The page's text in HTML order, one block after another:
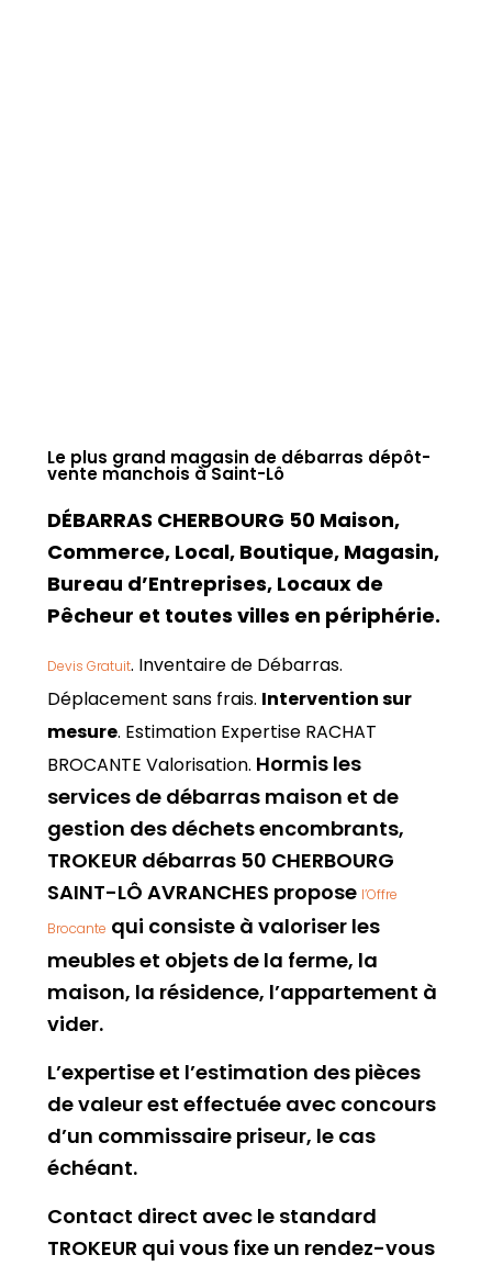
Le plus grand magasin de débarras dépôt-
vente manchois à Saint-Lô
DÉBARRAS CHERBOURG 50 Maison,
Commerce, Local, Boutique, Magasin,
Bureau d’Entreprises, Locaux de
Pêcheur et toutes villes en périphérie.
Devis Gratuit. Inventaire de Débarras.
Déplacement sans frais. Intervention sur
mesure. Estimation Expertise RACHAT
BROCANTE Valorisation. Hormis les
services de débarras maison et de
gestion des déchets encombrants,
TROKEUR débarras 50 CHERBOURG
SAINT-LÔ AVRANCHES propose l’Offre
Brocante qui consiste à valoriser les
meubles et objets de la ferme, la
maison, la résidence, l’appartement à
vider.
L’expertise et l’estimation des pièces
de valeur est effectuée avec concours
d’un commissaire priseur, le cas
échéant.
Contact direct avec le standard
TROKEUR qui vous fixe un rendez-vous